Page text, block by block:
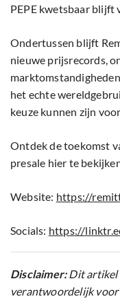
PEPE kwetsbaar blijft
Ondertussen blijft
nieuwe prijsrecords,
het echte
keuze kunnen zijn
Ontdek de toekomst
presale hier te
Website: https://
Socials: https://
Disclaimer:Dit artikel
verantwoordelijk